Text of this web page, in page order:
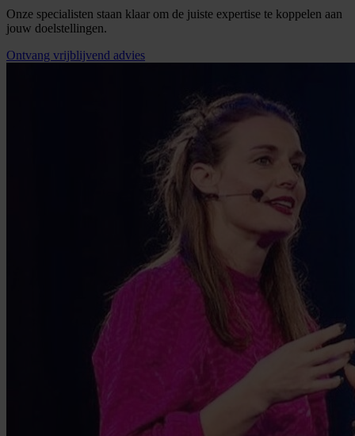
Onze specialisten staan klaar om de juiste expertise te koppelen aan
jouw doelstellingen.
Ontvang vrijblijvend advies